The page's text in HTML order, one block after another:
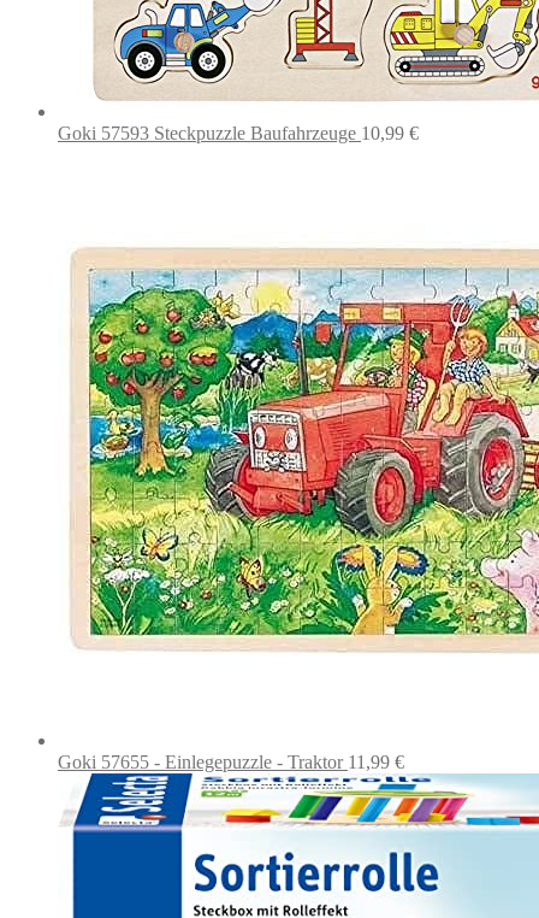
Goki 57593 Steckpuzzle Baufahrzeuge 10,99 €
Goki 57655 - Einlegepuzzle - Traktor 11,99 €